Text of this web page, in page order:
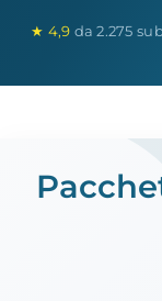
★ 4,9 da 2.275